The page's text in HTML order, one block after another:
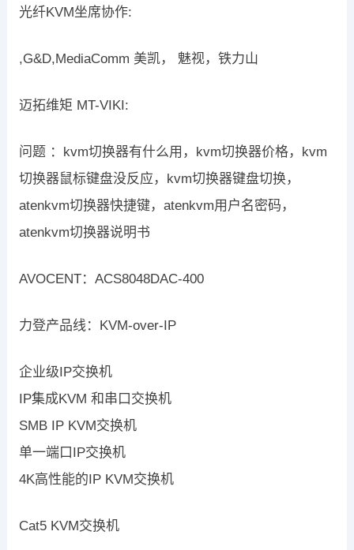
光纤KVM坐席协作:
,G&D,MediaComm 美凯， 魅视，铁力山
迈拓维矩 MT-VIKI:
问题 ：kvm切换器有什么用，kvm切换器价格，kvm
切换器鼠标键盘没反应，kvm切换器键盘切换，
atenkvm切换器快捷键，atenkvm用户名密码，
atenkvm切换器说明书
AVOCENT：ACS8048DAC-400
力登产品线：KVM-over-IP
企业级IP交换机
IP集成KVM 和串口交换机
SMB IP KVM交换机
单一端口IP交换机
4K高性能的IP KVM交换机
Cat5 KVM交换机